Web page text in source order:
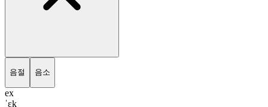
음절 음소
ex
ˈɛk